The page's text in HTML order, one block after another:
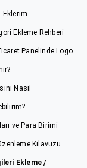
Eklerim
Ekleme Rehberi
Panelinde Logo
Nasıl
ve Para Birimi
Kılavuzu
Ekleme /